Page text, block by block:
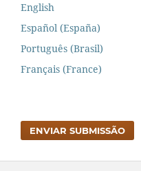
English
Español (España)
Português (Brasil)
Français (France)
ENVIAR SUBMISSÃO